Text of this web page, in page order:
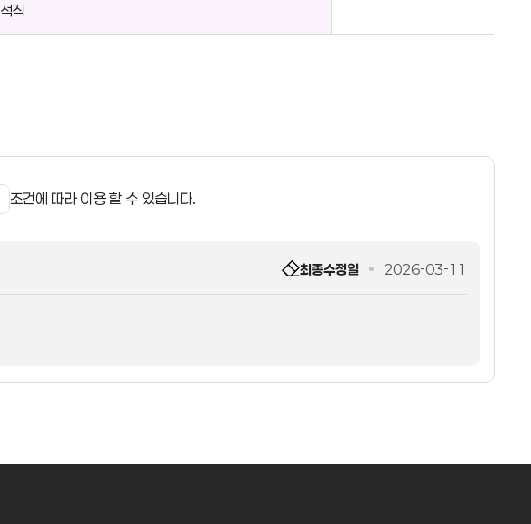
석식
조건에 따라 이용 할 수 있습니다.
최종수정일 2026-03-11